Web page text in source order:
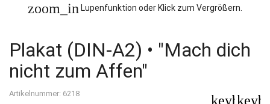
zoom_in Lupenfunktion oder Klick zum Vergrößern.
Plakat (DIN-A2) • "Mach dich
nicht zum Affen"
Artikelnummer: 6218